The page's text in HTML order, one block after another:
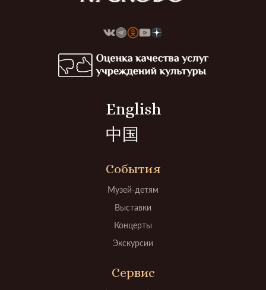
English
中国
События
Музей-детям
Выставки
Концерты
Экскурсии
Сервис